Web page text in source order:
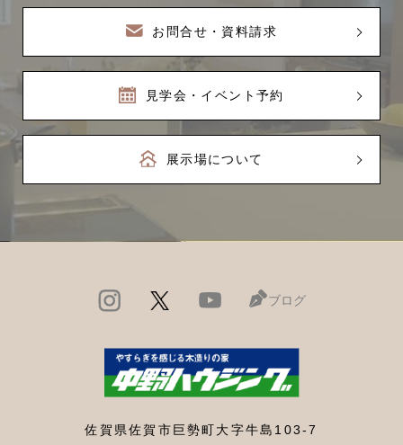
お問合せ・資料請求
見学会・イベント予約
展示場について
ブログ
佐賀県佐賀市巨勢町大字牛島103-7